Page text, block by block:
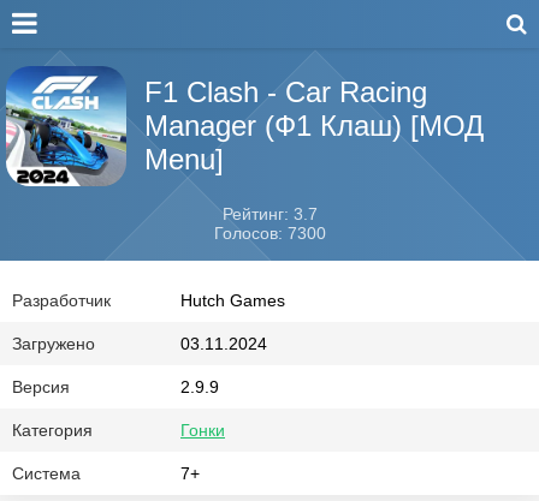
F1 Clash - Car Racing
Manager (Ф1 Клаш) [МОД
Menu]
Рейтинг: 3.7
Голосов: 7300
Разработчик Hutch Games
Загружено 03.11.2024
Версия 2.9.9
Категория Гонки
Система 7+